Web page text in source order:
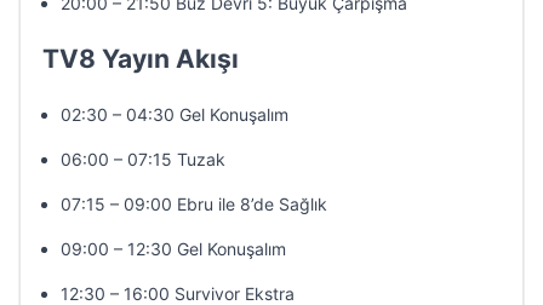
TV8 Yayın Akışı
02:30 – 04:30 Gel Konuşalım
06:00 – 07:15 Tuzak
07:15 – 09:00 Ebru ile 8’de Sağlık
09:00 – 12:30 Gel Konuşalım
12:30 – 16:00 Survivor Ekstra